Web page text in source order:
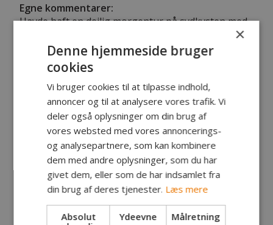
Egne kommentarer:
Havde haft en dejlig morgentur på sydkysten med
3 havørreder mellem 40 og 44 cm og en stealhead,
hvor jeg hjemtog de to største og stealhead'en.
Senere passede det med en aftentur på Hvide
odde, hvor jeg ville se om jeg kunne blive til en fuld
dags-kvote.
Jeg fiskede strækket frem og tilbage, og lige inden
lukketid fik jeg kraftigt hug 20 meter fra mig. Og
kunne godt mærke der var noget med størrelse på.
Efter et par små udløb og et par forgæves forsøg
på at nette fisken, blev den til sidt kanet i land.
×
Denne hjemmeside bruger
cookies
Vi bruger cookies til at tilpasse indhold,
annoncer og til at analysere vores trafik. Vi
deler også oplysninger om din brug af
vores websted med vores annoncerings-
og analysepartnere, som kan kombinere
dem med andre oplysninger, som du har
givet dem, eller som de har indsamlet fra
din brug af deres tjenester. Læs mere
Absolut
Ydeevne Målretning